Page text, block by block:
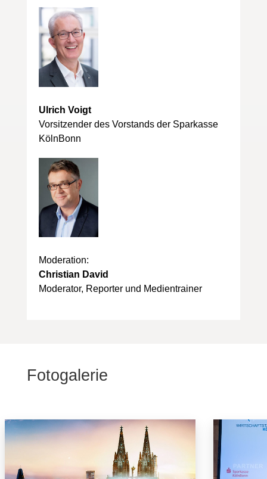
Ulrich Voigt
Vorsitzender des Vorstands der Sparkasse
KölnBonn
Moderation:
Christian David
Moderator, Reporter und Medientrainer
Fotogalerie